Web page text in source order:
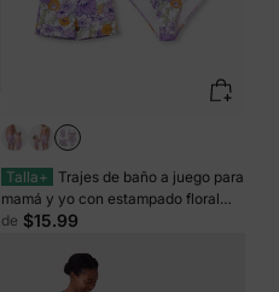
Talla+ Trajes de baño a juego para
mamá y yo con estampado floral
Traje de baño de una pieza con
cortos de baño Morado
de $15.99